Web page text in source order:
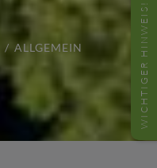
WICHTIGER HINWEIS!
ALLGEMEIN